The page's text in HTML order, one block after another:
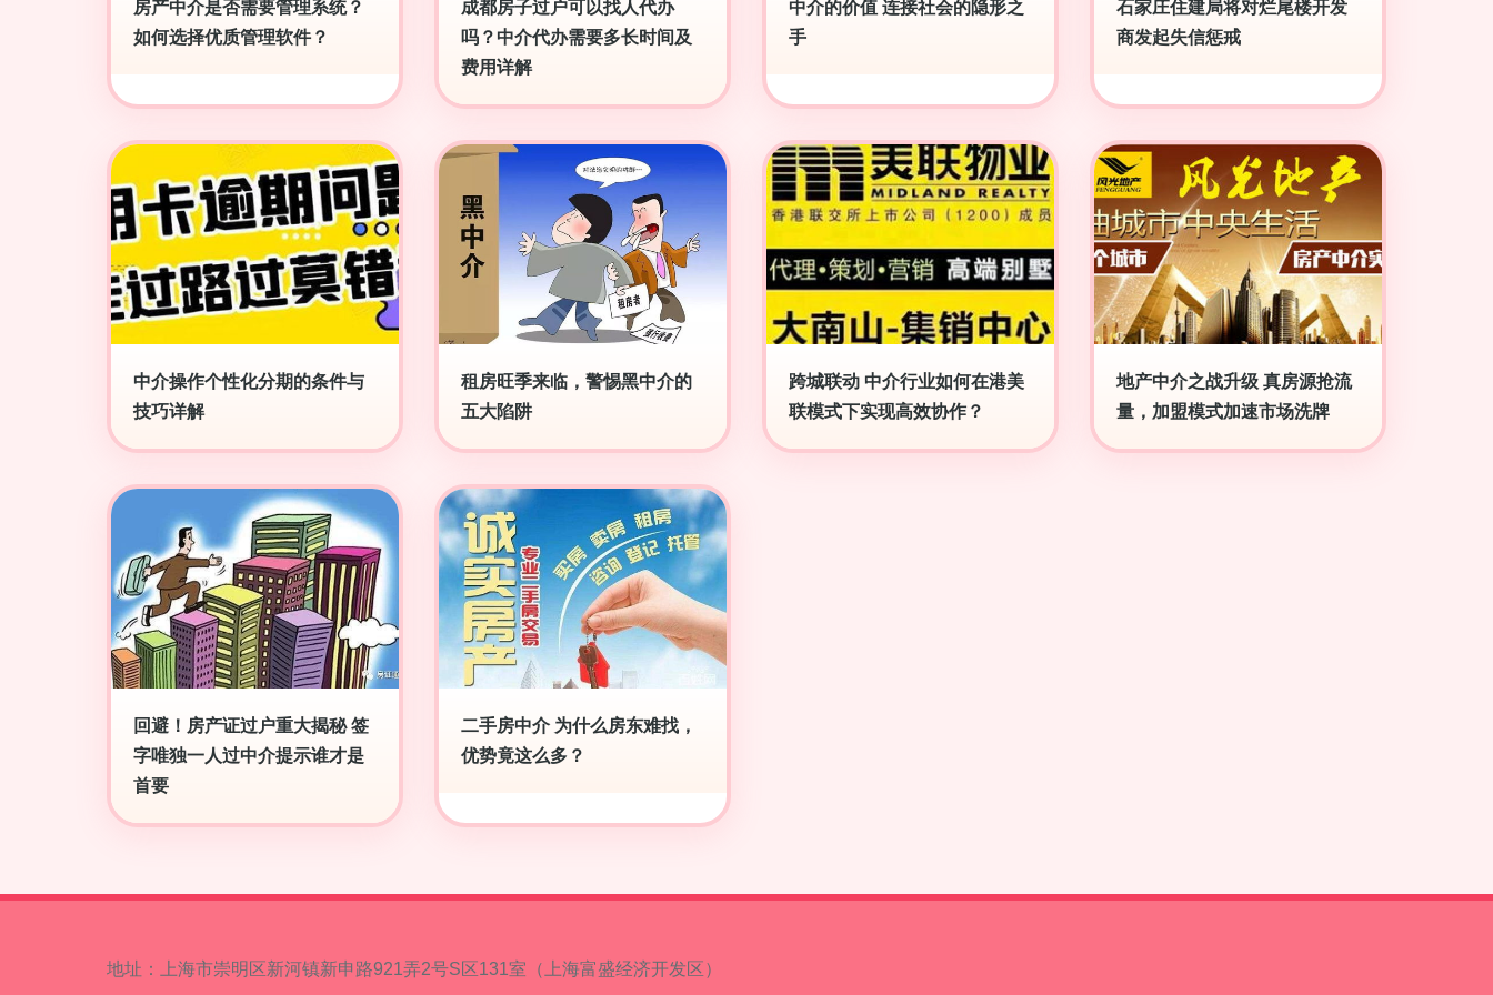
房产中介是否需要管理系统？
如何选择优质管理软件？
成都房子过户可以找人代办
吗？中介代办需要多长时间及
费用详解
中介的价值 连接社会的隐形之
手
石家庄住建局将对烂尾楼开发
商发起失信惩戒
中介操作个性化分期的条件与
技巧详解
租房旺季来临，警惕黑中介的
五大陷阱
跨城联动 中介行业如何在港美
联模式下实现高效协作？
地产中介之战升级 真房源抢流
量，加盟模式加速市场洗牌
回避！房产证过户重大揭秘 签
字唯独一人过中介提示谁才是
首要
二手房中介 为什么房东难找，
优势竟这么多？
地址：上海市崇明区新河镇新申路921弄2号S区131室（上海富盛经济开发区）